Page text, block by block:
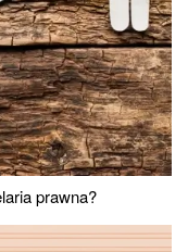
prawna?